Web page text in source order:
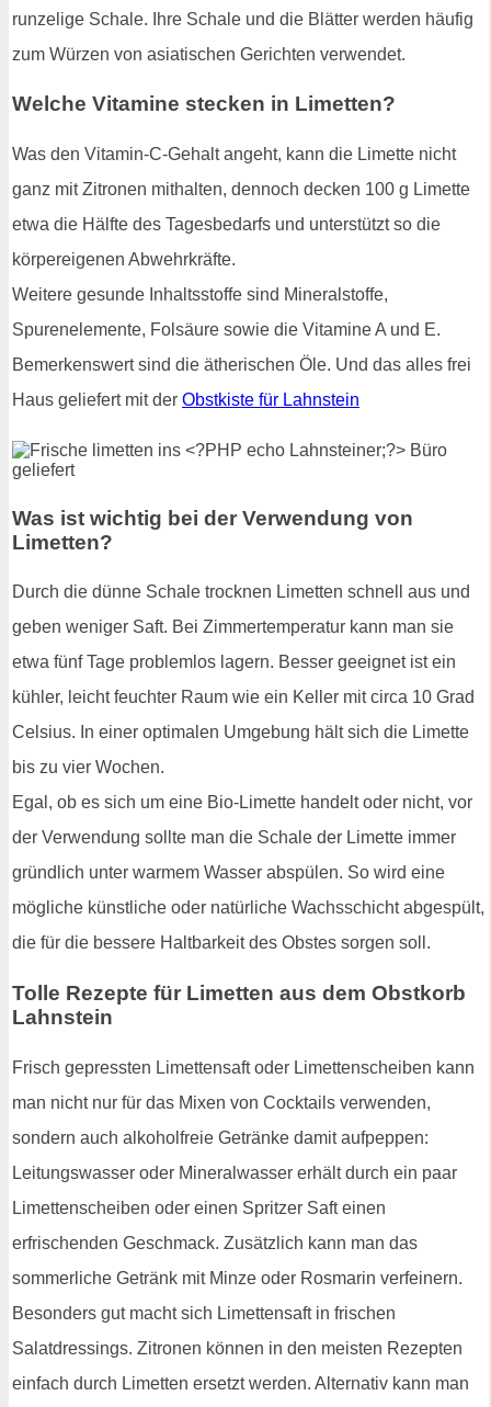
runzelige Schale. Ihre Schale und die Blätter werden häufig
zum Würzen von asiatischen Gerichten verwendet.
Welche Vitamine stecken in Limetten?
Was den Vitamin-C-Gehalt angeht, kann die Limette nicht
ganz mit Zitronen mithalten, dennoch decken 100 g Limette
etwa die Hälfte des Tagesbedarfs und unterstützt so die
körpereigenen Abwehrkräfte.
Weitere gesunde Inhaltsstoffe sind Mineralstoffe,
Spurenelemente, Folsäure sowie die Vitamine A und E.
Bemerkenswert sind die ätherischen Öle. Und das alles frei
Haus geliefert mit der Obstkiste für Lahnstein
Was ist wichtig bei der Verwendung von
Limetten?
Durch die dünne Schale trocknen Limetten schnell aus und
geben weniger Saft. Bei Zimmertemperatur kann man sie
etwa fünf Tage problemlos lagern. Besser geeignet ist ein
kühler, leicht feuchter Raum wie ein Keller mit circa 10 Grad
Celsius. In einer optimalen Umgebung hält sich die Limette
bis zu vier Wochen.
Egal, ob es sich um eine Bio-Limette handelt oder nicht, vor
der Verwendung sollte man die Schale der Limette immer
gründlich unter warmem Wasser abspülen. So wird eine
mögliche künstliche oder natürliche Wachsschicht abgespült,
die für die bessere Haltbarkeit des Obstes sorgen soll.
Tolle Rezepte für Limetten aus dem Obstkorb
Lahnstein
Frisch gepressten Limettensaft oder Limettenscheiben kann
man nicht nur für das Mixen von Cocktails verwenden,
sondern auch alkoholfreie Getränke damit aufpeppen:
Leitungswasser oder Mineralwasser erhält durch ein paar
Limettenscheiben oder einen Spritzer Saft einen
erfrischenden Geschmack. Zusätzlich kann man das
sommerliche Getränk mit Minze oder Rosmarin verfeinern.
Besonders gut macht sich Limettensaft in frischen
Salatdressings. Zitronen können in den meisten Rezepten
einfach durch Limetten ersetzt werden. Alternativ kann man